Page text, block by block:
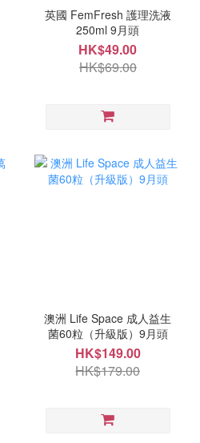
英國 FemFresh 護理洗液
250ml 9月頭
HK$49.00
HK$69.00
澳洲 Life Space 成人益生
菌60粒（升級版）9月頭
HK$149.00
HK$179.00